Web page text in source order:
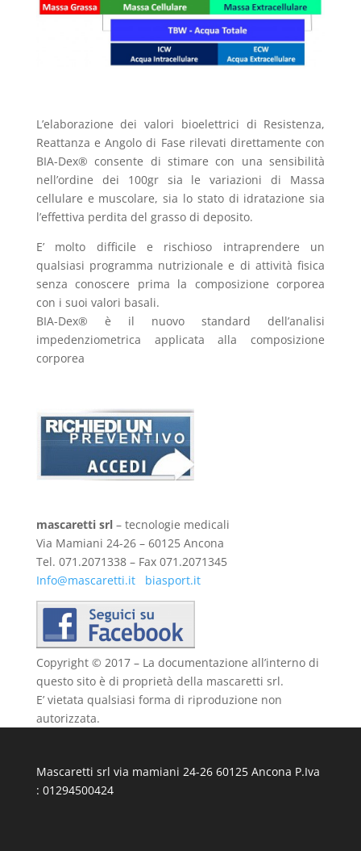
L’elaborazione dei valori bioelettrici di Resistenza,
Reattanza e Angolo di Fase rilevati direttamente con
BIA-Dex® consente di stimare con una sensibilità
nell’ordine dei 100gr sia le variazioni di Massa
cellulare e muscolare, sia lo stato di idratazione sia
l’effettiva perdita del grasso di deposito.
E’ molto difficile e rischioso intraprendere un
qualsiasi programma nutrizionale e di attività fisica
senza conoscere prima la composizione corporea
con i suoi valori basali.
BIA-Dex® è il nuovo standard dell’analisi
impedenziometrica applicata alla composizione
corporea
mascaretti srl – tecnologie medicali
Via Mamiani 24-26 – 60125 Ancona
Tel. 071.2071338 – Fax 071.2071345
Info@mascaretti.it
biasport.it
Copyright © 2017 – La documentazione all’interno di
questo sito è di proprietà della mascaretti srl.
E’ vietata qualsiasi forma di riproduzione non
autorizzata.
Mascaretti srl via mamiani 24-26 60125 Ancona P.Iva
: 01294500424